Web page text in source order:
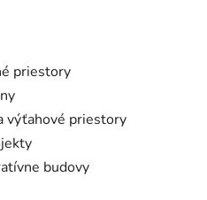
priestory
výťahové priestory
budovy